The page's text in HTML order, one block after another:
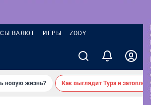
ВАЛЮТ ИГРЫ ZODY
новую жизнь? Как выглядит Тура и